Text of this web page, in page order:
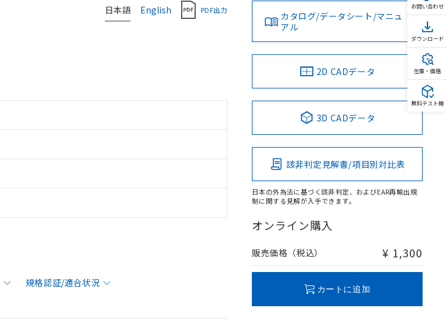
日本語 English PDF出力
規格認証/適合状況
カタログ/データシート/マニュ
アル
2D CADデータ
3D CADデータ
該非判定見解書/項目別対比表
日本の外為法に基づく該非判定、およびEAR再輸出規
制に関する見解が入手できます。
オンライン購入
販売価格（税込） ¥ 1,300
カートに追加
お問い合わせ
ダウンロード
在庫・価格
無料テスト機